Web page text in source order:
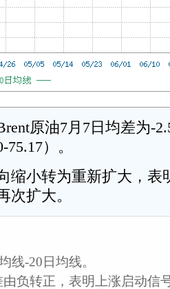
原油7月7日均差为-
）。
缩小转为重新扩大，表
次扩大。
线-20日均线。
负转正，表明上涨启动信